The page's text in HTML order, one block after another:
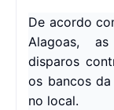
De acordo
Alagoas,
disparos
os bancos
no local.